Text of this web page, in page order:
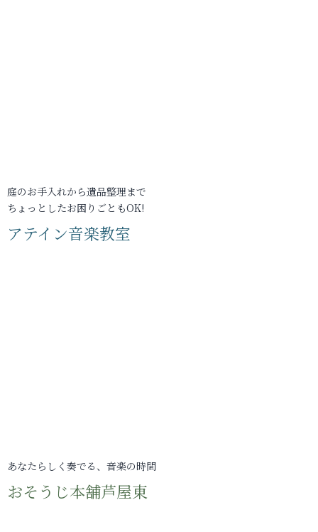
庭のお手入れから遺品整理まで
ちょっとしたお困りごともOK!
アテイン音楽教室
あなたらしく奏でる、音楽の時間
おそうじ本舗芦屋東